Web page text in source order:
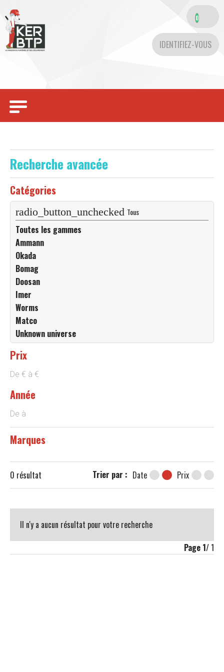
0
IDENTIFIEZ-VOUS
Toggle
navigation
Recherche avancée
Catégories
Tous
Toutes les gammes
Ammann
Okada
Bomag
Doosan
Imer
Worms
Matco
Unknown universe
Prix
De € à €
Année
De à
Marques
0 résultat Trier par : Date Prix
Il n'y a aucun résultat pour votre recherche
Page 1/ 1